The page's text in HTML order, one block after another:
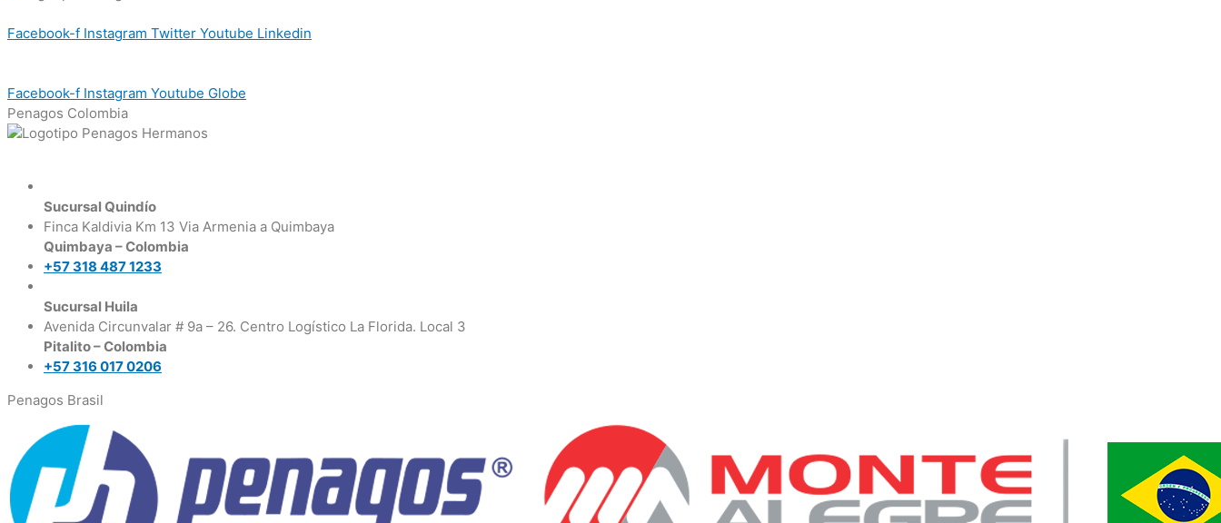
Facebook-f Instagram Twitter Youtube Linkedin
Facebook-f Instagram Youtube Globe
Penagos Colombia
Sucursal Quindío
Finca Kaldivia Km 13 Via Armenia a Quimbaya
Quimbaya – Colombia
+57 318 487 1233
Sucursal Huila
Avenida Circunvalar # 9a – 26. Centro Logístico La Florida. Local 3
Pitalito – Colombia
+57 316 017 0206
Penagos Brasil